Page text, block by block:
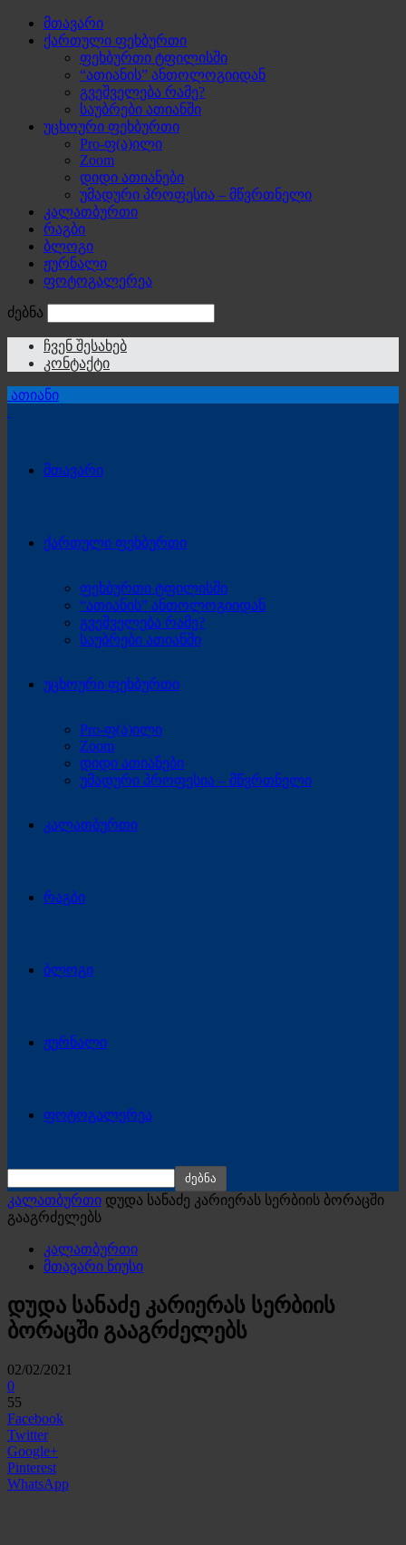
მთავარი
ქართული ფეხბურთი
ფეხბურთი ტფილისში
“ათიანის” ანთოლოგიიდან
გვეშველება რამე?
საუბრები ათიანში
უცხოური ფეხბურთი
Pro-ფ(ა)ილი
Zoom
დიდი ათიანები
უმადური პროფესია – მწვრთნელი
კალათბურთი
რაგბი
ბლოგი
ჟურნალი
ფოტოგალერეა
ძებნა
ჩვენ შესახებ
კონტაქტი
ათიანი
მთავარი
ქართული ფეხბურთი
ფეხბურთი ტფილისში
“ათიანის” ანთოლოგიიდან
გვეშველება რამე?
საუბრები ათიანში
უცხოური ფეხბურთი
Pro-ფ(ა)ილი
Zoom
დიდი ათიანები
უმადური პროფესია – მწვრთნელი
კალათბურთი
რაგბი
ბლოგი
ჟურნალი
ფოტოგალერეა
კალათბურთი დუდა სანაძე კარიერას სერბიის ბორაცში
გააგრძელებს
კალათბურთი
მთავარი ნიუსი
დუდა სანაძე კარიერას სერბიის
ბორაცში გააგრძელებს
02/02/2021
0
55
Facebook
Twitter
Google+
Pinterest
WhatsApp